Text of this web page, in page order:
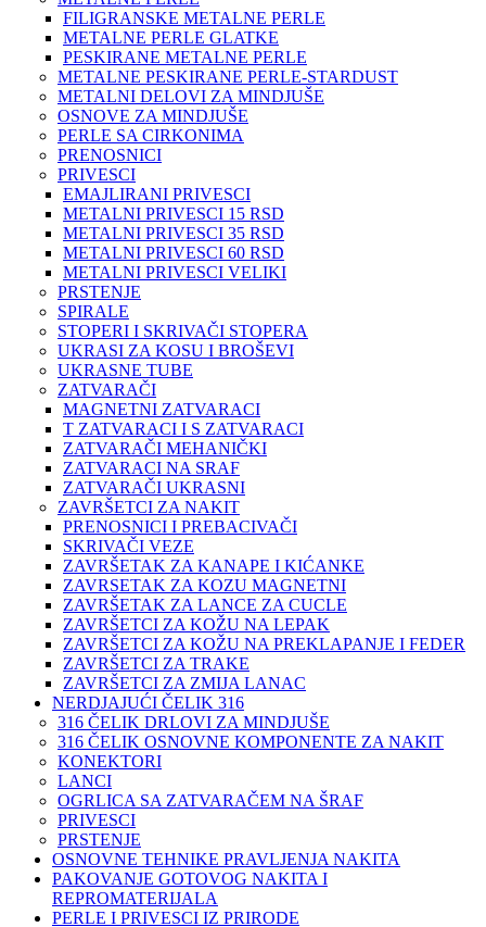
FILIGRANSKE METALNE PERLE
METALNE PERLE GLATKE
PESKIRANE METALNE PERLE
METALNE PESKIRANE PERLE-STARDUST
METALNI DELOVI ZA MINDJUŠE
OSNOVE ZA MINDJUŠE
PERLE SA CIRKONIMA
PRENOSNICI
PRIVESCI
EMAJLIRANI PRIVESCI
METALNI PRIVESCI 15 RSD
METALNI PRIVESCI 35 RSD
METALNI PRIVESCI 60 RSD
METALNI PRIVESCI VELIKI
PRSTENJE
SPIRALE
STOPERI I SKRIVAČI STOPERA
UKRASI ZA KOSU I BROŠEVI
UKRASNE TUBE
ZATVARAČI
MAGNETNI ZATVARACI
T ZATVARACI I S ZATVARACI
ZATVARAČI MEHANIČKI
ZATVARACI NA SRAF
ZATVARAČI UKRASNI
ZAVRŠETCI ZA NAKIT
PRENOSNICI I PREBACIVAČI
SKRIVAČI VEZE
ZAVRŠETAK ZA KANAPE I KIĆANKE
ZAVRSETAK ZA KOZU MAGNETNI
ZAVRŠETAK ZA LANCE ZA CUCLE
ZAVRŠETCI ZA KOŽU NA LEPAK
ZAVRŠETCI ZA KOŽU NA PREKLAPANJE I FEDER
ZAVRŠETCI ZA TRAKE
ZAVRŠETCI ZA ZMIJA LANAC
NERDJAJUĆI ČELIK 316
316 ČELIK DRLOVI ZA MINDJUŠE
316 ČELIK OSNOVNE KOMPONENTE ZA NAKIT
KONEKTORI
LANCI
OGRLICA SA ZATVARAČEM NA ŠRAF
PRIVESCI
PRSTENJE
OSNOVNE TEHNIKE PRAVLJENJA NAKITA
PAKOVANJE GOTOVOG NAKITA I
REPROMATERIJALA
PERLE I PRIVESCI IZ PRIRODE